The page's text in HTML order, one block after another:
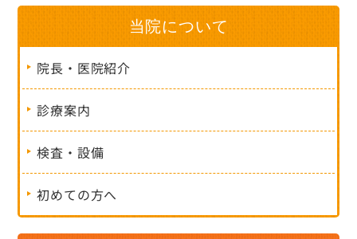
当院について
院長・医院紹介
診療案内
検査・設備
初めての方へ